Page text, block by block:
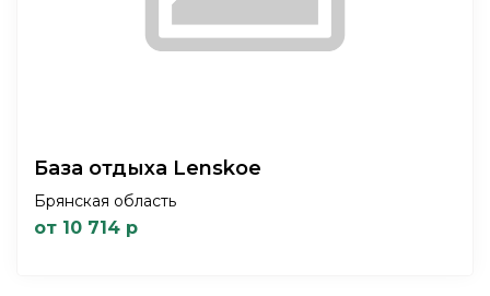
База отдыха Lenskoe
Брянская область
от 10 714 р